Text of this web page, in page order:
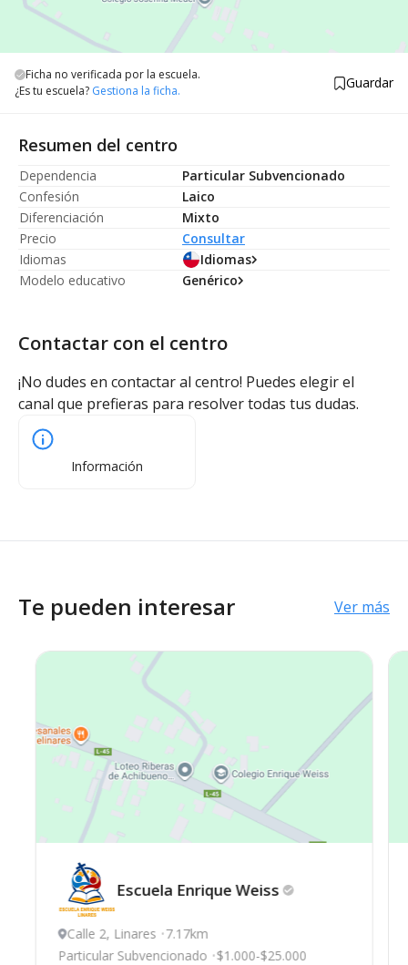
Ficha no verificada por la escuela.
¿Es tu escuela? Gestiona la ficha. Guardar
Resumen del centro
Dependencia
Particular Subvencionado
Confesión
Laico
Diferenciación
Mixto
Precio
Consultar
Idiomas
Idiomas
Modelo educativo
Genérico
Contactar con el centro
¡No dudes en contactar al centro! Puedes elegir el
canal que prefieras para resolver todas tus dudas.
Información
Te pueden interesar Ver más
Escuela EnriqueWeiss
Calle 2, Linares 7.17km
Particular Subvencionado $1.000-$25.000